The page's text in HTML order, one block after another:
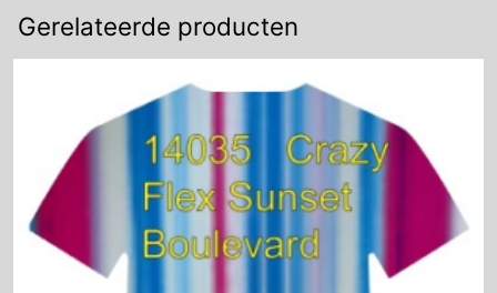
Gerelateerde producten